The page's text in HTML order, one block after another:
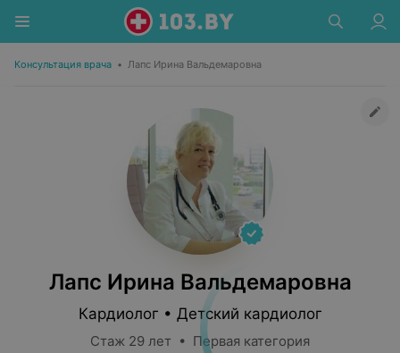
Консультация врача • Лапс Ирина Вальдемаровна
Лапс Ирина Вальдемаровна
Кардиолог • Детский кардиолог
Стаж 29 лет • Первая категория